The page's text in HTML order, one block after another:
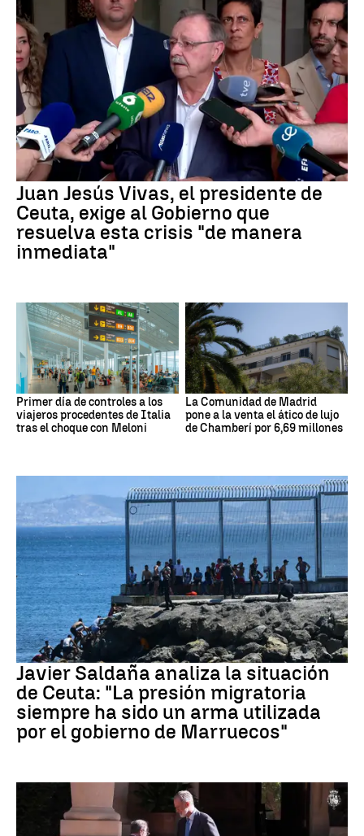
Juan Jesús Vivas, el presidente de
Ceuta, exige al Gobierno que
resuelva esta crisis "de manera
inmediata"
Primer día de controles a los
viajeros procedentes de Italia
tras el choque con Meloni
La Comunidad de Madrid
pone a la venta el ático de lujo
de Chamberí por 6,69 millones
Crisis migratoria Ceuta
Javier Saldaña analiza la situación
de Ceuta: "La presión migratoria
siempre ha sido un arma utilizada
por el gobierno de Marruecos"